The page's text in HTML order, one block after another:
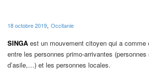
18 octobre 2019, Occitanie
SINGA est un mouvement citoyen qui a comme
entre les personnes primo-arrivantes
d’asile,…) et les personnes locales.